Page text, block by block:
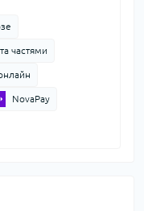
частями
NovaPay